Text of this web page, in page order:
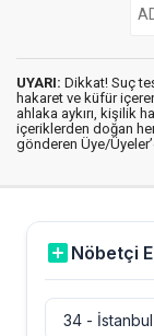
UYARI: Dikkat! Suç
hakaret ve küfür
ahlaka aykırı, kişilik
içeriklerden doğan
gönderen Üye/